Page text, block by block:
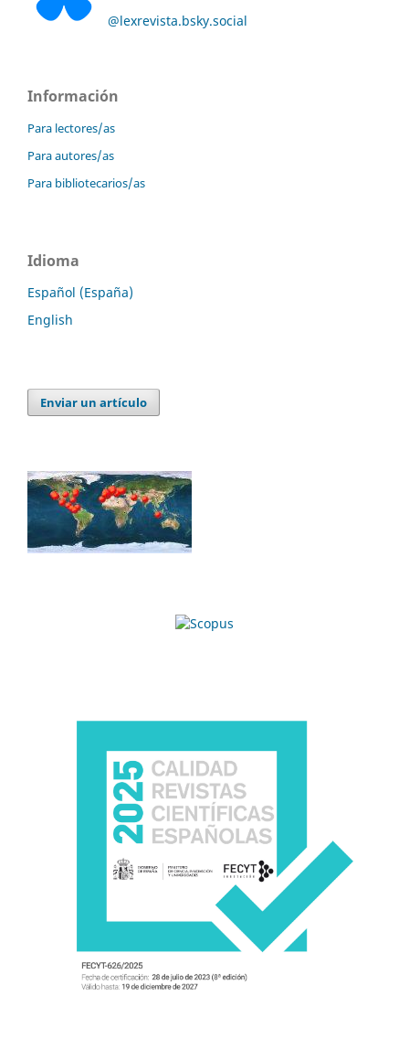
@lexrevista.bsky.social
Información
Para lectores/as
Para autores/as
Para bibliotecarios/as
Idioma
Español (España)
English
Enviar un artículo